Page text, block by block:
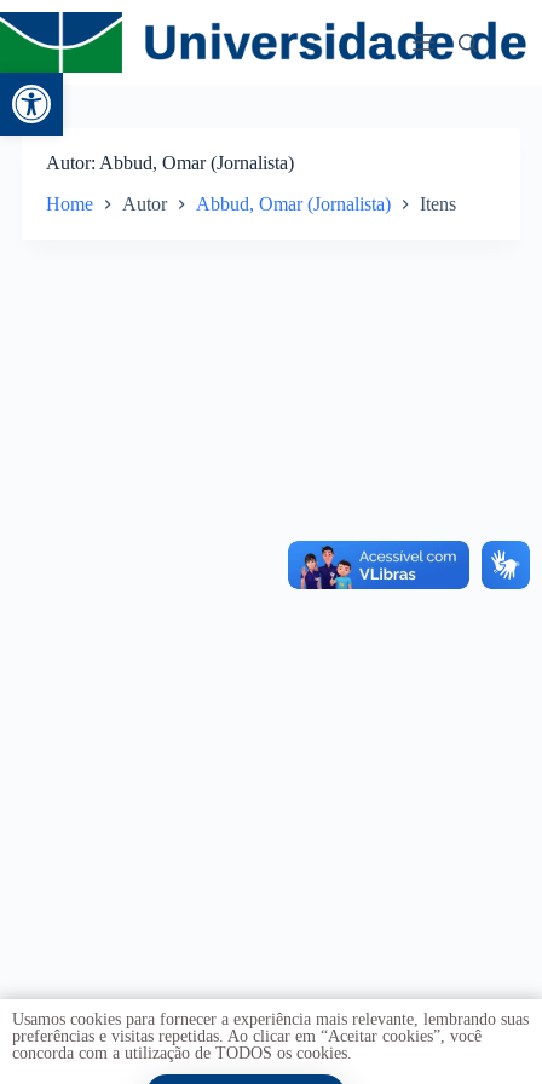
Abrir a barra de ferramentas
Autor Abbud, Omar (Jornalista)
Home Autor Abbud, Omar (Jornalista) Itens
Usamos cookies para fornecer a experiência mais relevante, lembrando suas
preferências e visitas repetidas. Ao clicar em “Aceitar cookies”, você
concorda com a utilização de TODOS os cookies.